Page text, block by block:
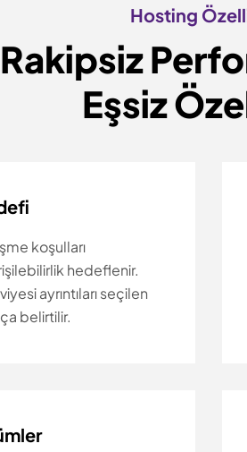
Hosting
Rakipsiz
Eşsiz
koşulları
hedeflenir.
ayrıntıları seçilen
belirtilir.